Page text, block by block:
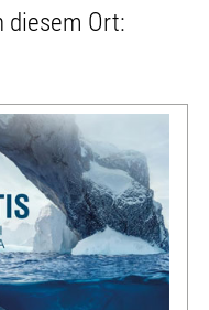
diesem Ort: